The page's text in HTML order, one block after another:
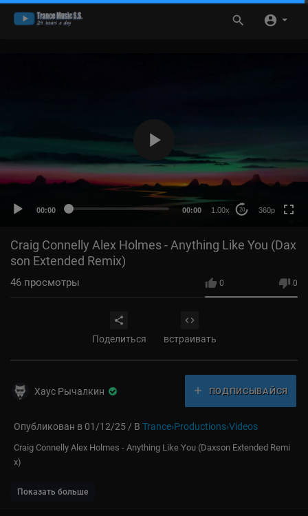
00:00 00:00 1.00x 20 360p
auto
Craig Connelly Alex Holmes - Anything Like You (Dax
son Extended Remix)
0 0
46 просмотры
Поделиться встраивать
Хаус Рычалкин ПОДПИСЫВАЙСЯ
Опубликован в 01/12/25 / В Trance›Productions›Videos
⁣Craig Connelly Alex Holmes - Anything Like You (Daxson Extended Remi
x)
Показать больше